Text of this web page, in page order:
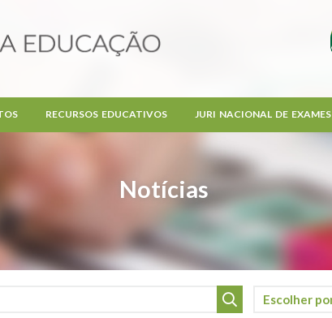
Notícias
RECURSOS EDUCATIVOS JURI NACIONAL DE EXAMES